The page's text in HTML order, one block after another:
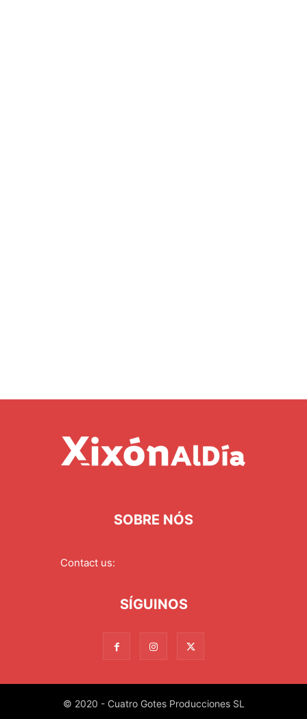
SOBRE NÓS
Contact us:
SÍGUINOS
© 2020 - Cuatro Gotes Producciones SL